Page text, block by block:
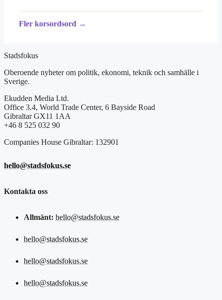
Fler korsordsord →
Stadsfokus
Oberoende nyheter om politik, ekonomi, teknik och samhälle i
Sverige.
Ekudden Media Ltd.
Office 3.4, World Trade Center, 6 Bayside Road
Gibraltar GX11 1AA
+46 8 525 032 90
Companies House Gibraltar: 132901
hello@stadsfokus.se
Kontakta oss
Allmänt: hello@stadsfokus.se
hello@stadsfokus.se
hello@stadsfokus.se
hello@stadsfokus.se